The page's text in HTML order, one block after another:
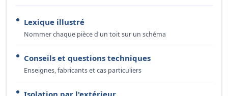
Lexique illustré
Nommer chaque pièce d'un toit sur un schéma
Conseils et questions techniques
Enseignes, fabricants et cas particuliers
Isolation par l'extérieur